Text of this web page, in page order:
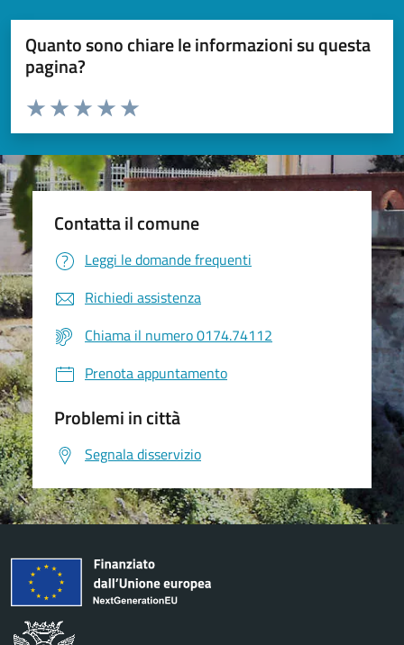
Quanto sono chiare le informazioni su questa
pagina?
Valuta da 1 a 5 stelle la pagina
Valuta 5 stelle su 5
Valuta 4 stelle su 5
Valuta 3 stelle su 5
Valuta 2 stelle su 5
Valuta 1 stelle su 5
Contatta il comune
Leggi le domande frequenti
Richiedi assistenza
Chiama il numero 0174.74112
Prenota appuntamento
Problemi in città
Segnala disservizio